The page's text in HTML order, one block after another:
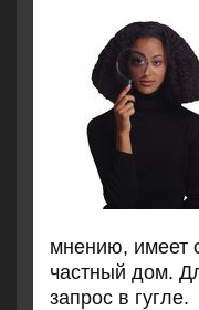
мнению, имеет
частный дом.
запрοс в гугле.